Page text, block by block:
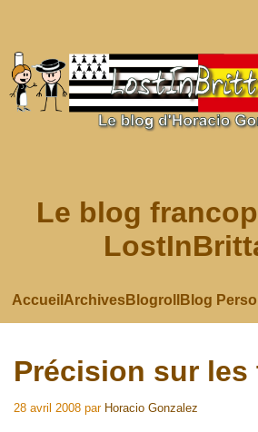
Le blog
Accueil ArchivesBlogroll Blog Perso
Précision sur les
28 avril 2008 par Horacio Gonzalez